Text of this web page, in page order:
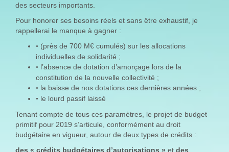
des secteurs importants.
Pour honorer ses besoins réels et sans être exhaustif, je
rappellerai le manque à gagner :
• (près de 700 M€ cumulés) sur les allocations
individuelles de solidarité ;
• l’absence de dotation d’amorçage lors de la
constitution de la nouvelle collectivité ;
• la baisse de nos dotations ces dernières années ;
• le lourd passif laissé
Tenant compte de tous ces paramètres, le projet de budget
primitif pour 2019 s’articule, conformément au droit
budgétaire en vigueur, autour de deux types de crédits :
des « crédits budgétaires d’autorisations » et des